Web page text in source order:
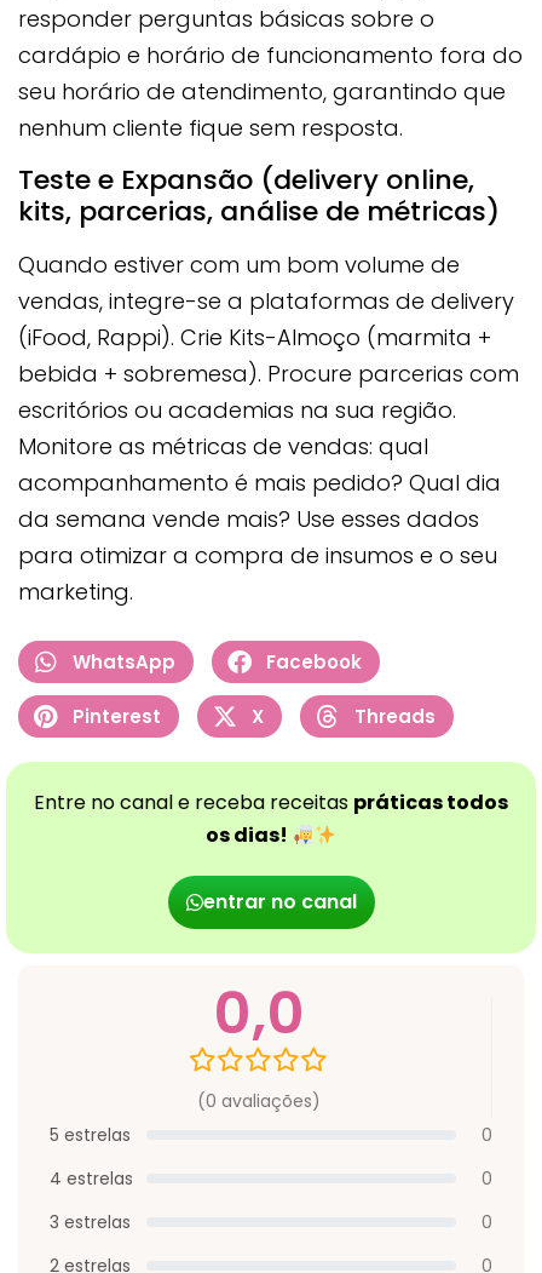
responder perguntas básicas sobre o
cardápio e horário de funcionamento fora do
seu horário de atendimento, garantindo que
nenhum cliente fique sem resposta.
Teste e Expansão (delivery online,
kits, parcerias, análise de métricas)
Quando estiver com um bom volume de
vendas, integre-se a plataformas de delivery
(iFood, Rappi). Crie Kits-Almoço (marmita +
bebida + sobremesa). Procure parcerias com
escritórios ou academias na sua região.
Monitore as métricas de vendas: qual
acompanhamento é mais pedido? Qual dia
da semana vende mais? Use esses dados
para otimizar a compra de insumos e o seu
marketing.
WhatsApp Facebook
Pinterest X Threads
Entre no canal e receba receitas práticas todos
os dias!
entrar no canal
0,0
(0 avaliações)
5 estrelas
0
4 estrelas
0
3 estrelas
0
2 estrelas
0